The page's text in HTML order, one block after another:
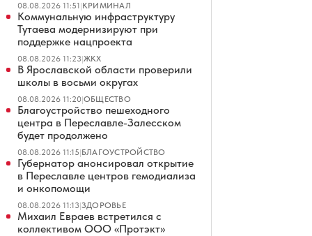
08.08.2026 11:51|КРИМИНАЛ
Коммунальную инфраструктуру
Тутаева модернизируют при
поддержке нацпроекта
08.08.2026 11:23|ЖКХ
В Ярославской области проверили
школы в восьми округах
08.08.2026 11:20|ОБЩЕСТВО
Благоустройство пешеходного
центра в Переславле-Залесском
будет продолжено
08.08.2026 11:15|БЛАГОУСТРОЙСТВО
Губернатор анонсировал открытие
в Переславле центров гемодиализа
и онкопомощи
08.08.2026 11:13|ЗДОРОВЬЕ
Михаил Евраев встретился с
коллективом ООО «Протэкт»